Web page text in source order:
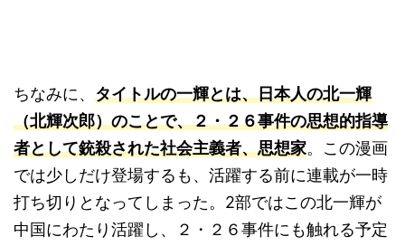
ちなみに、 タイトルの一輝とは、日本人の北一輝
（北輝次郎）のことで、２・２６事件の思想的指導
者として銃殺された社会主義者、思想家。この漫画
では少しだけ登場するも、活躍する前に連載が一時
打ち切りとなってしまった。2部ではこの北一輝が
中国にわたり活躍し、２・２６事件にも触れる予定